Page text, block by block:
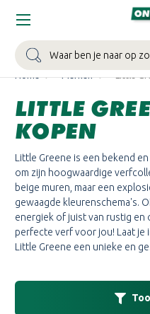
Zoeken
WIN EEN BALLONVAART:Bij
Home Merken Little
LITTLE
KOPEN
Little Greene is een bekend
om zijn hoogwaardige
beige muren, maar een
gewaagde kleurenschema's.
energiek of juist van rustig en
perfecte verf voor jou! Laat je
Little Greene een unieke en